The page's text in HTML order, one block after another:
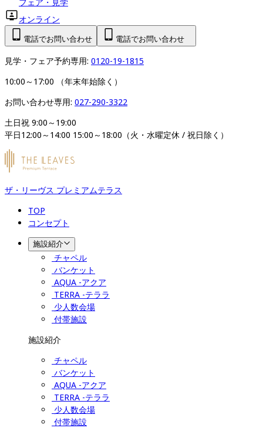
オンライン
電話でお問い合わせ 電話でお問い合わせ
見学・フェア予約専用: 0120-19-1815
10:00～17:00 （年末年始除く）
お問い合わせ専用: 027-290-3322
土日祝 9:00～19:00
平日12:00～14:00 15:00～18:00（火・水曜定休 / 祝日除く）
ザ・リーヴス プレミアムテラス
TOP
コンセプト
施設紹介
チャペル
バンケット
AQUA -アクア
TERRA -テララ
少人数会場
付帯施設
施設紹介
チャペル
バンケット
AQUA -アクア
TERRA -テララ
少人数会場
付帯施設